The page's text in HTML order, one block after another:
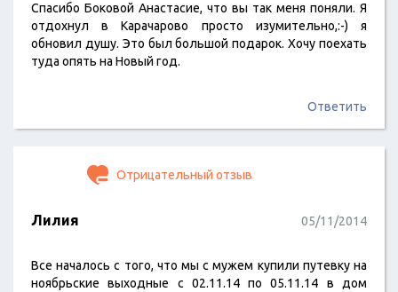
Спасибо Боковой Анастасие, что вы так меня поняли. Я
отдохнул в Карачарово просто изумительно,:-) я
обновил душу. Это был большой подарок. Хочу поехать
туда опять на Новый год.
Ответить
Отрицательный отзыв
Лилия 05/11/2014
Все началось с того, что мы с мужем купили путевку на
ноябрьские выходные с 02.11.14 по 05.11.14 в дом